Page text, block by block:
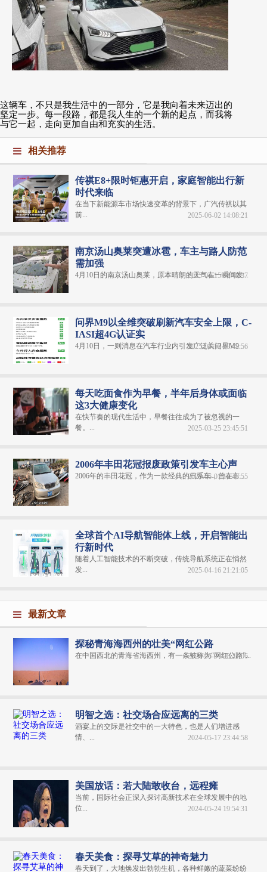
这辆车，不只是我生活中的一部分，它是我向着未来迈出的
坚定一步。每一段路，都是我人生的一个新的起点，而我将
与它一起，走向更加自由和充实的生活。
相关推荐
传祺E8+限时钜惠开启，家庭智能出行新
时代来临
在当下新能源车市场快速变革的背景下，广汽传祺以其
前...
2025-06-02 14:08:21
南京汤山奥莱突遭冰雹，车主与路人防范
需加强
4月10日的南京汤山奥莱，原本晴朗的天气在一瞬间发...
2025-04-15 02:48:37
问界M9以全维突破刷新汽车安全上限，C-
IASI超4G认证实
4月10日，一则消息在汽车行业内引发广泛关问界M9...
2025-04-12 00:42:56
每天吃面食作为早餐，半年后身体或面临
这3大健康变化
在快节奏的现代生活中，早餐往往成为了被忽视的一
餐。...
2025-03-25 23:45:51
2006年丰田花冠报废政策引发车主心声
2006年的丰田花冠，作为一款经典的日系车，曾在市...
2025-06-01 14:48:55
全球首个AI导航智能体上线，开启智能出
行新时代
随着人工智能技术的不断突破，传统导航系统正在悄然
发...
2025-04-16 21:21:05
最新文章
探秘青海海西州的壮美“网红公路
在中国西北的青海省海西州，有一条被称为“网红公路”...
2024-06-04 20:31:06
明智之选：社交场合应远离的三类
酒宴上的交际是社交中的一大特色，也是人们增进感
情、...
2024-05-17 23:44:58
美国放话：若大陆敢收台，远程瘫
当前，国际社会正深入探讨高新技术在全球发展中的地
位...
2024-05-24 19:54:31
春天美食：探寻艾草的神奇魅力
春天到了，大地焕发出勃勃生机，各种鲜嫩的蔬菜纷纷